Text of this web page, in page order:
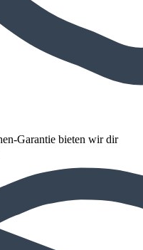
Garantie bieten wir dir